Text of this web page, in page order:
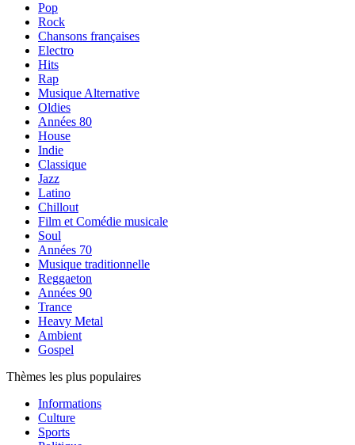
Pop
Rock
Chansons françaises
Electro
Hits
Rap
Musique Alternative
Oldies
Années 80
House
Indie
Classique
Jazz
Latino
Chillout
Film et Comédie musicale
Soul
Années 70
Musique traditionnelle
Reggaeton
Années 90
Trance
Heavy Metal
Ambient
Gospel
Thèmes les plus populaires
Informations
Culture
Sports